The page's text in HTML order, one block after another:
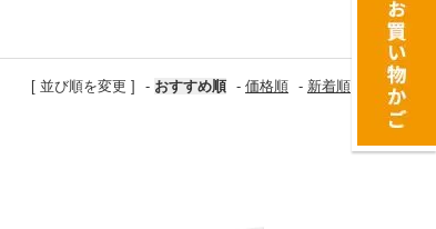
[ 並び順を変更 ] - おすすめ順 - 価格順 - 新着順